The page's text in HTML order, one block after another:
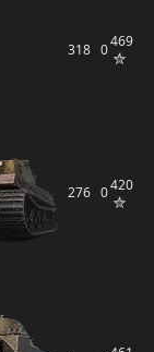
318 0469
276 0420